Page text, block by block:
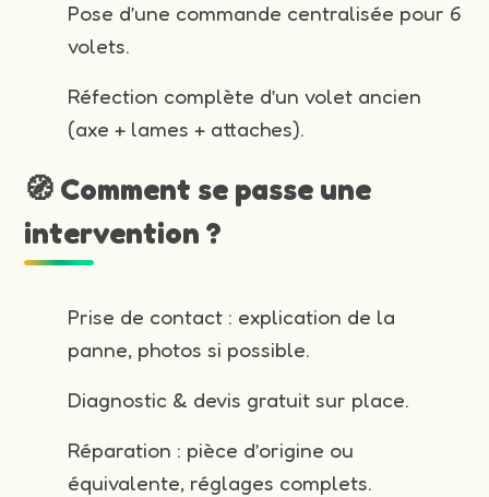
Pose d’une commande centralisée pour 6
volets.
Réfection complète d’un volet ancien
(axe + lames + attaches).
🧭 Comment se passe une
intervention ?
Prise de contact : explication de la
panne, photos si possible.
Diagnostic & devis gratuit sur place.
Réparation : pièce d’origine ou
équivalente, réglages complets.